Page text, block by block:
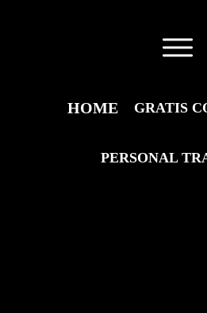
HOME GRATIS
PERSONAL